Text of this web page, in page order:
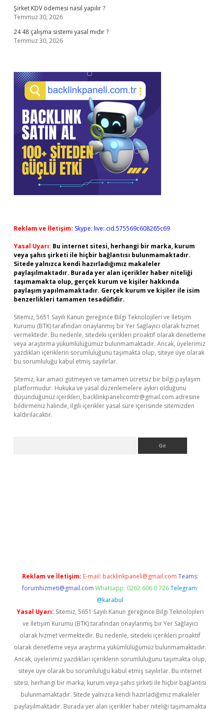
Şirket KDV ödemesi nasıl yapılır ?
Temmuz 30, 2026
24 48 çalışma sistemi yasal mıdır ?
Temmuz 30, 2026
Reklam ve İletişim: Skype: live:.cid.575569c608265c69
Yasal Uyarı: Bu internet sitesi, herhangi bir marka, kurum
veya şahıs şirketi ile hiçbir bağlantısı bulunmamaktadır.
Sitede yalnızca kendi hazırladığımız makaleler
paylaşılmaktadır. Burada yer alan içerikler haber niteliği
taşımamakta olup, gerçek kurum ve kişiler hakkında
paylaşım yapılmamaktadır. Gerçek kurum ve kişiler ile isim
benzerlikleri tamamen tesadüfidir.
Sitemiz, 5651 Sayılı Kanun gereğince Bilgi Teknolojileri ve İletişim
Kurumu (BTK) tarafından onaylanmış bir Yer Sağlayıcı olarak hizmet
vermektedir. Bu nedenle, sitedeki içerikleri proaktif olarak denetleme
veya araştırma yükümlülüğümüz bulunmamaktadır. Ancak, üyelerimiz
yazdıkları içeriklerin sorumluluğunu taşımakta olup, siteye üye olarak
bu sorumluluğu kabul etmiş sayılırlar.
Sitemiz, kar amacı gütmeyen ve tamamen ücretsiz bir bilgi paylaşım
platformudur. Hukuka ve yasal düzenlemelere aykırı olduğunu
düşündüğünüz içerikleri, backlinkpanelicomtr@gmail.com adresine
bildirmeniz halinde, ilgili içerikler yasal süre içerisinde sitemizden
kaldırılacaktır.
Reklam ve İletişim: E-mail: backlinkpaneli@gmail.com Teams:
forumhizmeti@gmail.com Whatsapp: 0262 606 0 726 Telegram:
@karabul
Yasal Uyarı: Sitemiz, 5651 Sayılı Kanun gereğince Bilgi Teknolojileri
ve İletişim Kurumu (BTK) tarafından onaylanmış bir Yer Sağlayıcı
olarak hizmet vermektedir. Bu nedenle, sitedeki içerikleri proaktif
olarak denetleme veya araştırma yükümlülüğümüz bulunmamaktadır.
Ancak, üyelerimiz yazdıkları içeriklerin sorumluluğunu taşımakta olup,
siteye üye olarak bu sorumluluğu kabul etmiş sayılırlar. Bu internet
sitesi, herhangi bir marka, kurum veya şahıs şirketi ile hiçbir bağlantısı
bulunmamaktadır. Sitede yalnızca kendi hazırladığımız makaleler
paylaşılmaktadır. Burada yer alan içerikler haber niteliği taşımamakta